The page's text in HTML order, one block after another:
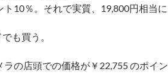
10％。それで実質、19,800円相当
も買う。
の店頭での価格が￥22,755 のポイ